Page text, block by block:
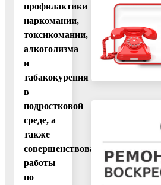
профилактики
наркомании,
токсикомании,
алкоголизма
и
табакокурения
в
подростковой
среде, а
также
совершенствования
работы
по